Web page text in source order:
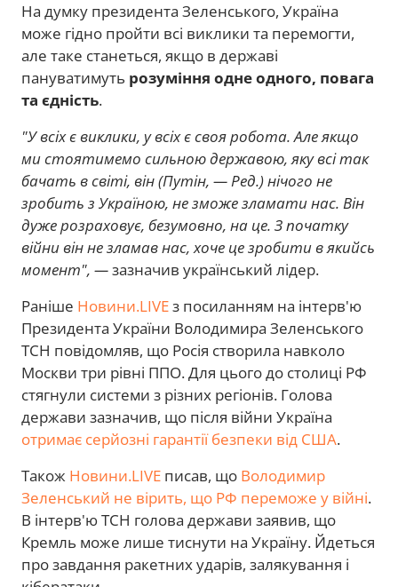
На думку президента Зеленського, Україна
може гідно пройти всі виклики та перемогти,
але таке станеться, якщо в державі
пануватимуть розуміння одне одного, повага
та єдність.
"У всіх є виклики, у всіх є своя робота. Але якщо
ми стоятимемо сильною державою, яку всі так
бачать в світі, він (Путін, — Ред.) нічого не
зробить з Україною, не зможе зламати нас. Він
дуже розраховує, безумовно, на це. З початку
війни він не зламав нас, хоче це зробити в якийсь
момент", —зазначив український лідер.
Раніше Новини.LIVEз посиланням на інтерв'ю
Президента України Володимира Зеленського
ТСН повідомляв, що Росія створила навколо
Москви три рівні ППО. Для цього до столиці РФ
стягнули системи з різних регіонів. Голова
держави зазначив, що після війни Україна
отримає серйозні гарантії безпеки від США.
Також Новини.LIVE писав, що Володимир
Зеленський не вірить, що РФ переможе у війні.
В інтерв'ю ТСН голова держави заявив, що
Кремль може лише тиснути на Україну. Йдеться
про завдання ракетних ударів, залякування і